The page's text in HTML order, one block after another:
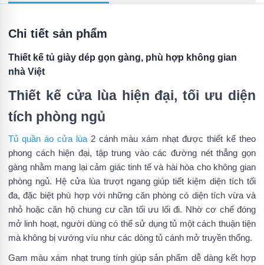
Chi tiết sản phẩm
Thiết kế tủ giày dép gọn gàng, phù hợp không gian
nhà Việt
Thiết kế cửa lùa hiện đại, tối ưu diện
tích phòng ngủ
Tủ quần áo cửa lùa2 cánh màu xám nhạt được thiết kế theo
phong cách hiện đại, tập trung vào các đường nét thẳng gọn
gàng nhằm mang lại cảm giác tinh tế và hài hòa cho không gian
phòng ngủ. Hệ cửa lùa trượt ngang giúp tiết kiệm diện tích tối
đa, đặc biệt phù hợp với những căn phòng có diện tích vừa và
nhỏ hoặc căn hộ chung cư cần tối ưu lối đi. Nhờ cơ chế đóng
mở linh hoạt, người dùng có thể sử dụng tủ một cách thuận tiện
mà không bị vướng víu như các dòng tủ cánh mở truyền thống.
Gam màu xám nhạt trung tính giúp sản phẩm dễ dàng kết hợp